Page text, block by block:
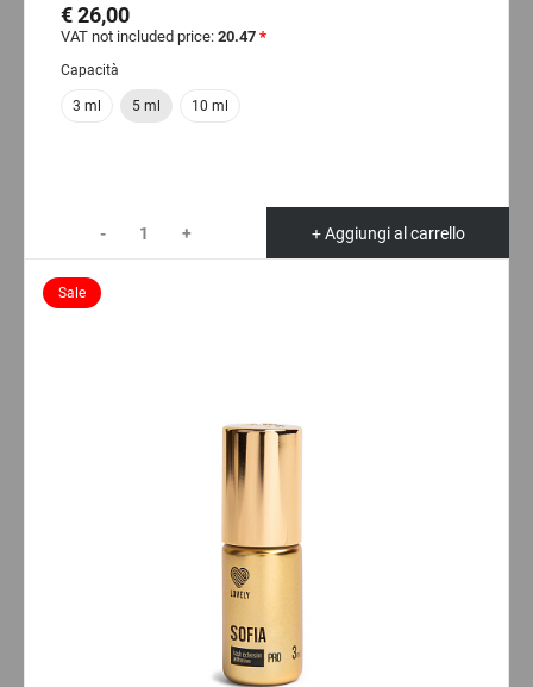
€ 26,00
VAT not included price: 20.47 *
Capacità
3 ml 5 ml 10 ml
- + + Aggiungi al carrello
Sale